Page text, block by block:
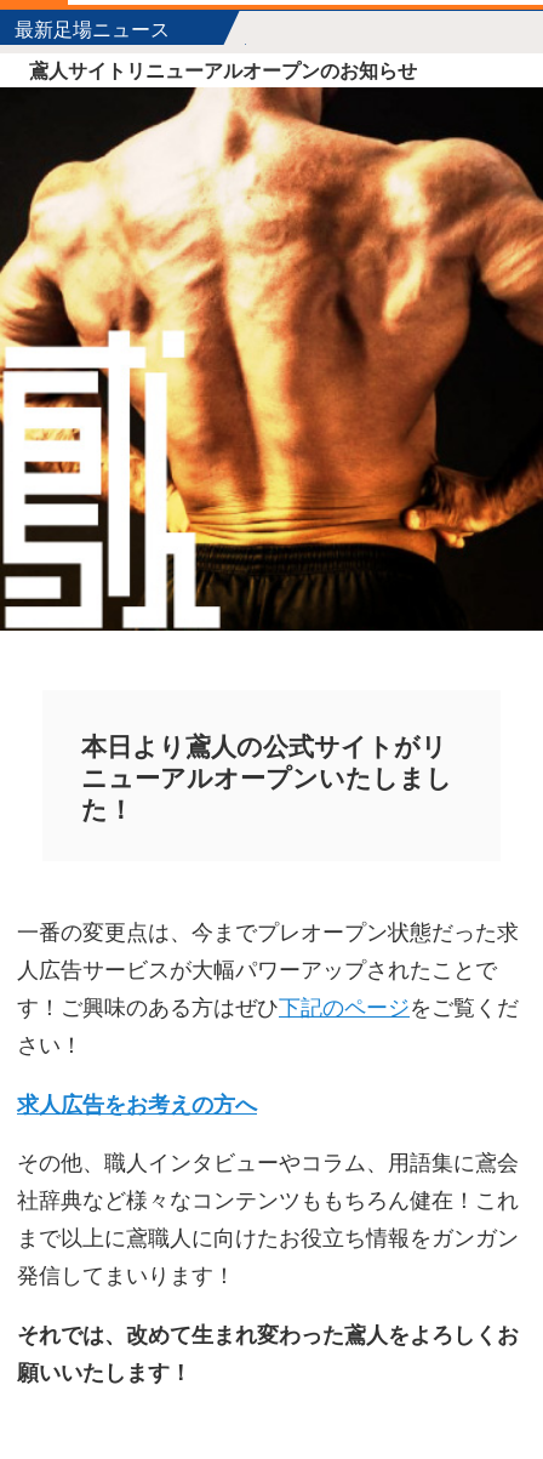
最新足場ニュース
鳶人サイトリニューアルオープンのお知らせ
本日より鳶人の公式サイトがリ
ニューアルオープンいたしまし
た！
一番の変更点は、今までプレオープン状態だった求
人広告サービスが大幅パワーアップされたことで
す！ご興味のある方はぜひ下記のページをご覧くだ
さい！
求人広告をお考えの方へ
その他、職人インタビューやコラム、用語集に鳶会
社辞典など様々なコンテンツももちろん健在！これ
まで以上に鳶職人に向けたお役立ち情報をガンガン
発信してまいります！
それでは、改めて生まれ変わった鳶人をよろしくお
願いいたします！